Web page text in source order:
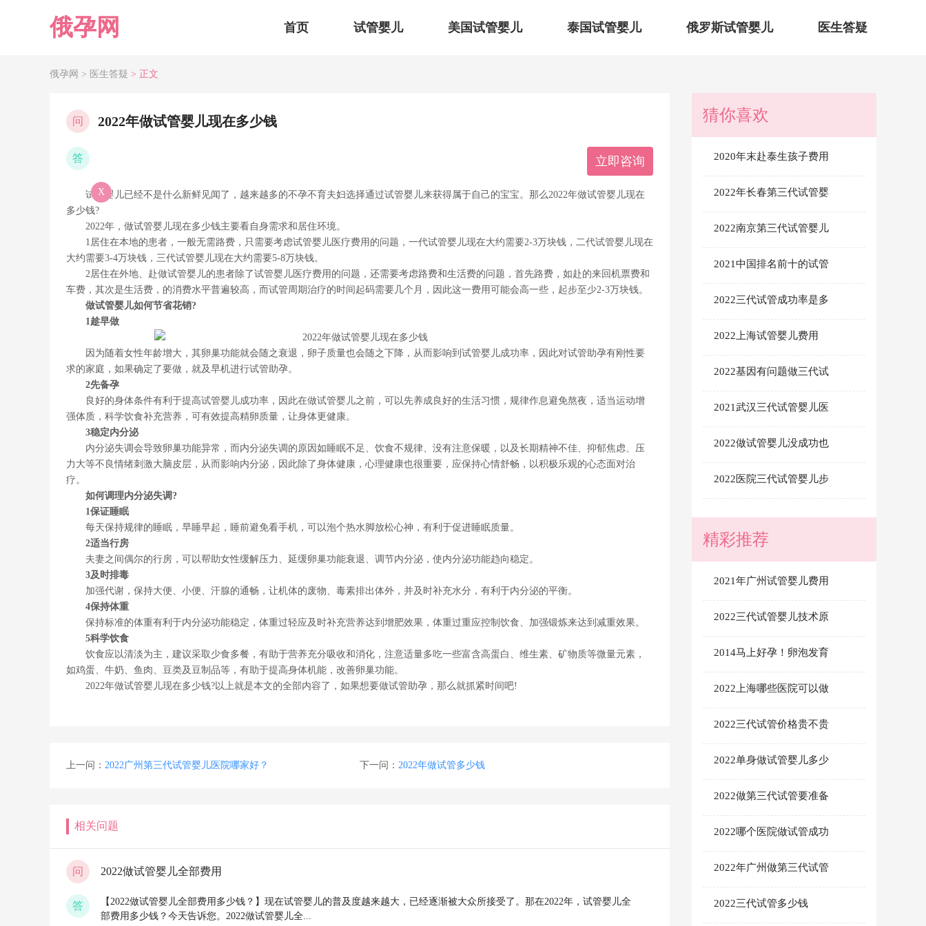
俄孕网 首页 试管婴儿 美国试管婴儿 泰国试管婴儿 俄罗斯试管婴儿 医生答疑
俄孕网 > 医生答疑 > 正文
问 2022年做试管婴儿现在多少钱
答 立即咨询
试管婴儿已经不是什么新鲜见闻了，越来越多的不孕不育夫妇选择通过试管婴儿来获得属于自己的宝宝。那么2022年做试管婴儿现在
多少钱?
2022年，做试管婴儿现在多少钱主要看自身需求和居住环境。
1居住在本地的患者，一般无需路费，只需要考虑试管婴儿医疗费用的问题，一代试管婴儿现在大约需要2-3万块钱，二代试管婴儿现在
大约需要3-4万块钱，三代试管婴儿现在大约需要5-8万块钱。
2居住在外地、赴做试管婴儿的患者除了试管婴儿医疗费用的问题，还需要考虑路费和生活费的问题，首先路费，如赴的来回机票费和
车费，其次是生活费，的消费水平普遍较高，而试管周期治疗的时间起码需要几个月，因此这一费用可能会高一些，起步至少2-3万块钱。
做试管婴儿如何节省花销?
1趁早做
因为随着女性年龄增大，其卵巢功能就会随之衰退，卵子质量也会随之下降，从而影响到试管婴儿成功率，因此对试管助孕有刚性要
求的家庭，如果确定了要做，就及早机进行试管助孕。
2先备孕
良好的身体条件有利于提高试管婴儿成功率，因此在做试管婴儿之前，可以先养成良好的生活习惯，规律作息避免熬夜，适当运动增
强体质，科学饮食补充营养，可有效提高精卵质量，让身体更健康。
3稳定内分泌
内分泌失调会导致卵巢功能异常，而内分泌失调的原因如睡眠不足、饮食不规律、没有注意保暖，以及长期精神不佳、抑郁焦虑、压
力大等不良情绪刺激大脑皮层，从而影响内分泌，因此除了身体健康，心理健康也很重要，应保持心情舒畅，以积极乐观的心态面对治
疗。
如何调理内分泌失调?
1保证睡眠
每天保持规律的睡眠，早睡早起，睡前避免看手机，可以泡个热水脚放松心神，有利于促进睡眠质量。
2适当行房
夫妻之间偶尔的行房，可以帮助女性缓解压力、延缓卵巢功能衰退、调节内分泌，使内分泌功能趋向稳定。
3及时排毒
加强代谢，保持大便、小便、汗腺的通畅，让机体的废物、毒素排出体外，并及时补充水分，有利于内分泌的平衡。
4保持体重
保持标准的体重有利于内分泌功能稳定，体重过轻应及时补充营养达到增肥效果，体重过重应控制饮食、加强锻炼来达到减重效果。
5科学饮食
饮食应以清淡为主，建议采取少食多餐，有助于营养充分吸收和消化，注意适量多吃一些富含高蛋白、维生素、矿物质等微量元素，
如鸡蛋、牛奶、鱼肉、豆类及豆制品等，有助于提高身体机能，改善卵巢功能。
2022年做试管婴儿现在多少钱?以上就是本文的全部内容了，如果想要做试管助孕，那么就抓紧时间吧!
上一问： 2022广州第三代试管婴儿医院哪家好？ 下一问： 2022年做试管多少钱
相关问题
问 2022做试管婴儿全部费用
答
【2022做试管婴儿全部费用多少钱？】现在试管婴儿的普及度越来越大，已经逐渐被大众所接受了。那在2022年，试管婴儿全
部费用多少钱？今天告诉您。2022做试管婴儿全...
猜你喜欢
2020年末赴泰生孩子费用
2022年长春第三代试管婴
2022南京第三代试管婴儿
2021中国排名前十的试管
2022三代试管成功率是多
2022上海试管婴儿费用
2022基因有问题做三代试
2021武汉三代试管婴儿医
2022做试管婴儿没成功也
2022医院三代试管婴儿步
精彩推荐
2021年广州试管婴儿费用
2022三代试管婴儿技术原
2014马上好孕！卵泡发育
2022上海哪些医院可以做
2022三代试管价格贵不贵
2022单身做试管婴儿多少
2022做第三代试管要准备
2022哪个医院做试管成功
2022年广州做第三代试管
2022三代试管多少钱
X